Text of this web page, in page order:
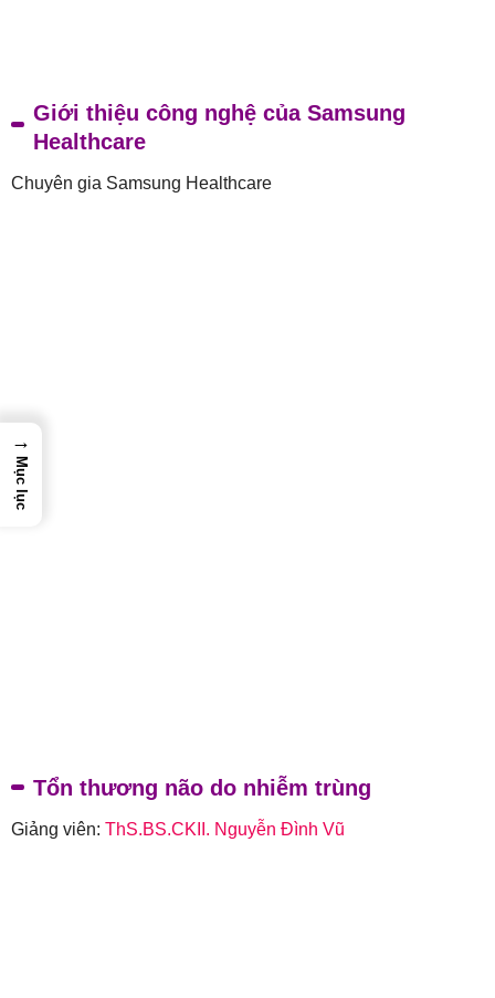
Giới thiệu công nghệ của Samsung
Healthcare
Chuyên gia Samsung Healthcare
Tổn thương não do nhiễm trùng
Giảng viên: ThS.BS.CKII. Nguyễn Đình Vũ
→
Mục lục